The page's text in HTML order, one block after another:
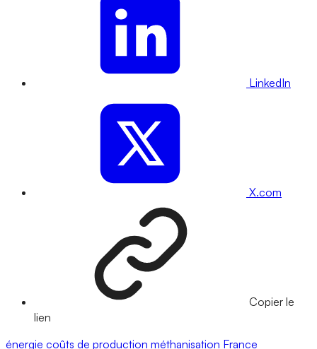
LinkedIn
X.com
Copier le
lien
énergie coûts de production méthanisation France